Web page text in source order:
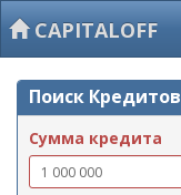
CAPITALOFF
Поиск Кредитов
Сумма кредита